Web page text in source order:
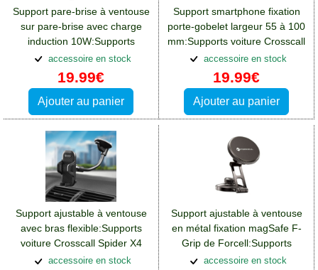
Support pare-brise à ventouse
sur pare-brise avec charge
induction 10W:Supports
voiture Crosscall Spider X4
accessoire en stock
19.99€
Ajouter au panier
Support smartphone fixation
porte-gobelet largeur 55 à 100
mm:Supports voiture Crosscall
Spider X4
accessoire en stock
19.99€
Ajouter au panier
Support ajustable à ventouse
avec bras flexible:Supports
voiture Crosscall Spider X4
accessoire en stock
Support ajustable à ventouse
en métal fixation magSafe F-
Grip de Forcell:Supports
voiture Crosscall Spider X4
accessoire en stock